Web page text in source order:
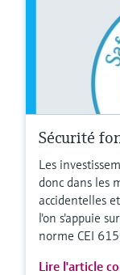
Sécurité
Les
donc dans les
accidentelles
l'on s'appuie
norme CEI
Lire l'article